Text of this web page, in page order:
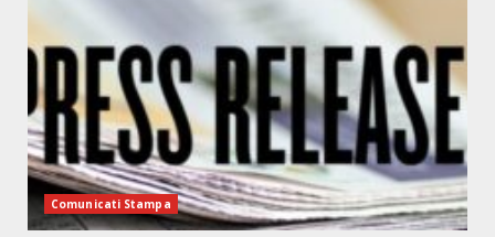
Comunicati Stampa